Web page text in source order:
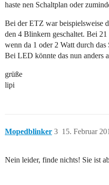
haste nen Schaltplan oder
Bei der ETZ war beispielsweise
den 4 Blinkern geschaltet. Bei
wenn da 1 oder 2 Watt durch
Bei LED könnte das nun anders
grüße
lipi
Mopedblinker 15. Februar
3
Nein leider, finde nichts! Sie ist